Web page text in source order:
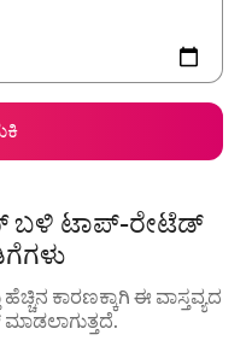
ಬಳಿ ಟಾಪ್-ರೇಟೆಡ್
ಹೆಚ್ಚಿನ ಕಾರಣಕ್ಕಾಗಿ ಈ ವಾಸ್ತವ್ಯದ
ಮಾಡಲಾಗುತ್ತದೆ.